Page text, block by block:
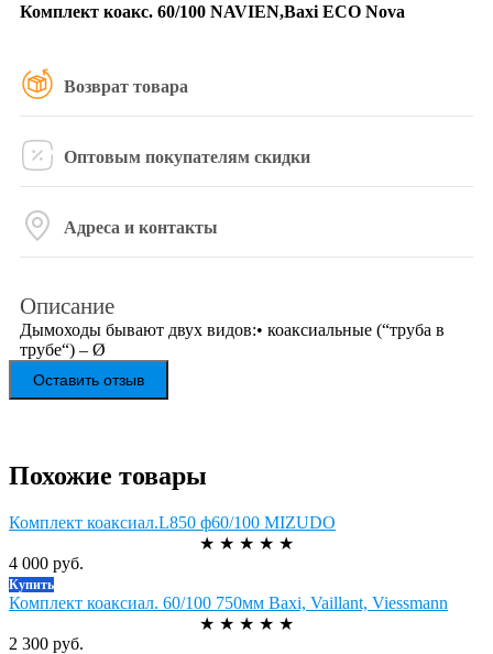
Комплект коакс. 60/100 NAVIEN,Baxi ЕСО Nova
Возврат товара
Оптовым покупателям скидки
Адреса и контакты
Описание
Дымоходы бывают двух видов:• коаксиальные (“труба в
трубе“) – Ø
Оставить отзыв
Похожие товары
Комплект коаксиал.L850 ф60/100 MIZUDO
★ ★ ★ ★ ★
4 000 руб.
Купить
Комплект коаксиал. 60/100 750мм Baxi, Vaillant, Viessmann
★ ★ ★ ★ ★
2 300 руб.